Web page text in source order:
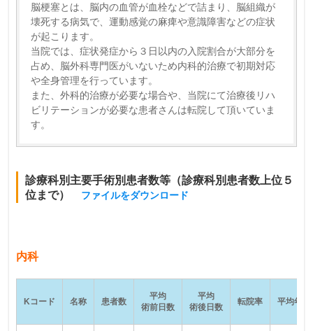
脳梗塞とは、脳内の血管が血栓などで詰まり、脳組織が
壊死する病気で、運動感覚の麻痺や意識障害などの症状
が起こります。
当院では、症状発症から３日以内の入院割合が大部分を
占め、脳外科専門医がいないため内科的治療で初期対応
や全身管理を行っています。
また、外科的治療が必要な場合や、当院にて治療後リハ
ビリテーションが必要な患者さんは転院して頂いていま
す。
診療科別主要手術別患者数等（診療科別患者数上位５
位まで）
ファイルをダウンロー ド
内科
Kコード 名称 患者数
平均
術前日数
平均
術後日数
転院率 平均年齢